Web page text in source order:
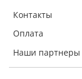
Контакты
Оплата
Наши партнеры